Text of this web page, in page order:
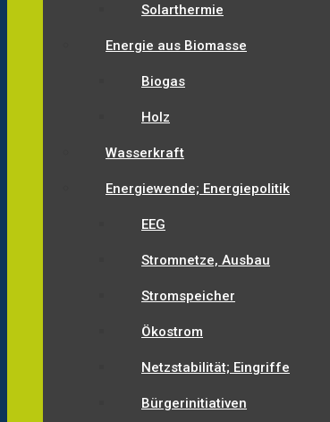
Solarthermie
Energie aus Biomasse
Biogas
Holz
Wasserkraft
Energiewende; Energiepolitik
EEG
Stromnetze, Ausbau
Stromspeicher
Ökostrom
Netzstabilität; Eingriffe
Bürgerinitiativen